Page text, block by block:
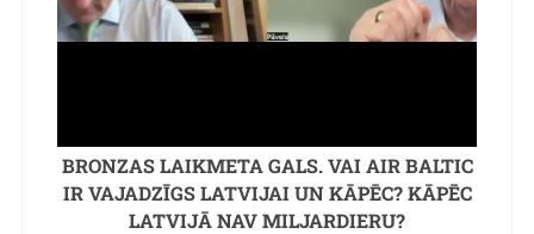
BRONZAS LAIKMETA GALS. VAI AIR BALTIC
IR VAJADZĪGS LATVIJAI UN KĀPĒC? KĀPĒC
LATVIJĀ NAV MILJARDIERU?